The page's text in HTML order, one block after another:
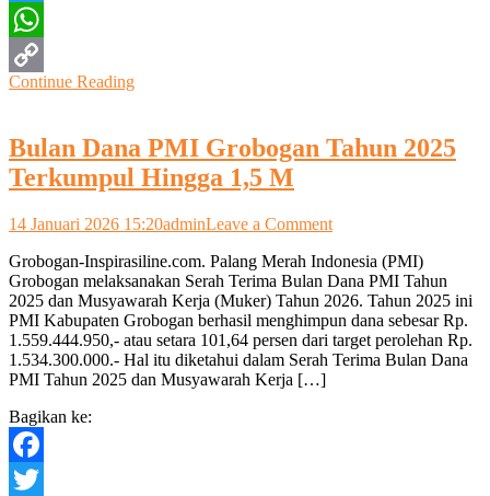
Twitter
WhatsApp
Copy
Continue Reading
Bulan Dana PMI Grobogan Tahun 2025
Terkumpul Hingga 1,5 M
14 Januari 2026 15:20adminLeave a Commenton
Dana
PMI
Grobogan
Tahun
2025
Terkumpul
Grobogan-Inspirasiline.com. Palang Merah Indonesia (PMI)
Grobogan melaksanakan Serah Terima Bulan Dana PMI Tahun
2025 dan Musyawarah Kerja (Muker) Tahun 2026. Tahun 2025 ini
PMI Kabupaten Grobogan berhasil menghimpun dana sebesar Rp.
1.559.444.950,- atau setara 101,64 persen dari target perolehan Rp.
1.534.300.000.- Hal itu diketahui dalam Serah Terima Bulan Dana
PMI Tahun 2025 dan Musyawarah Kerja […]
Bagikan ke:
Facebook